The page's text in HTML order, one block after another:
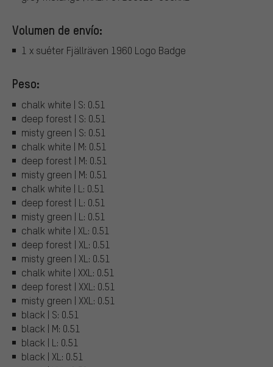
Volumen de envío:
1 x suéter Fjällräven 1960 Logo Badge
Peso:
chalk white | S: 0.51
deep forest | S: 0.51
misty green | S: 0.51
chalk white | M: 0.51
deep forest | M: 0.51
misty green | M: 0.51
chalk white | L: 0.51
deep forest | L: 0.51
misty green | L: 0.51
chalk white | XL: 0.51
deep forest | XL: 0.51
misty green | XL: 0.51
chalk white | XXL: 0.51
deep forest | XXL: 0.51
misty green | XXL: 0.51
black | S: 0.51
black | M: 0.51
black | L: 0.51
black | XL: 0.51